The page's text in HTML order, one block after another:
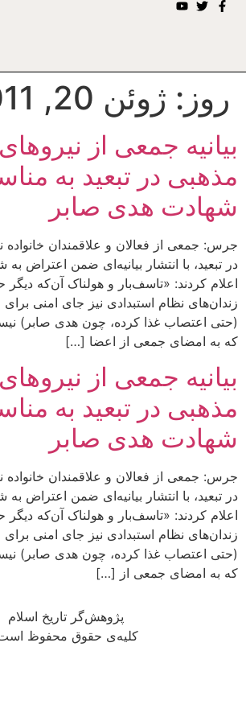
روز: ژوئن 20, 2011
بیانیه جمعی از
مذهبی در تبعید به
شهادت هدی صابر
جرس: جمعی از فعالان و علاقمندان
در تبعید، با انتشار بیانیه‌ای ضمن اعتراض
اعلام کردند: «تاسف‌بار و هولناک آن‌که دیگر
زندان‌های نظام استبدادی نیز جای امنی برای
(حتی اعتصاب غذا کرده، چون هدی صابر)
که به امضای جمعی از اعضا […]
بیانیه جمعی از
مذهبی در تبعید به
شهادت هدی صابر
جرس: جمعی از فعالان و علاقمندان
در تبعید، با انتشار بیانیه‌ای ضمن اعتراض
اعلام کردند: «تاسف‌بار و هولناک آن‌که دیگر
زندان‌های نظام استبدادی نیز جای امنی برای
که به امضای جمعی از […]
پژوهش‌گر تاریخ اسلام
کلیه‌ی حقوق محفوظ